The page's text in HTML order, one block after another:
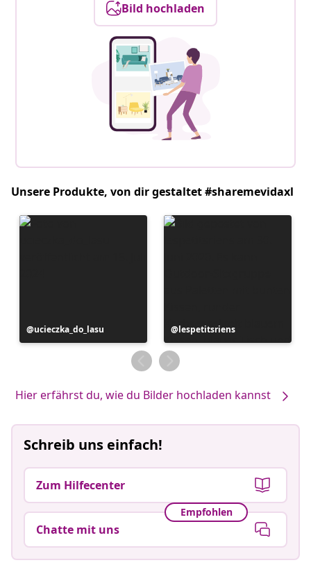
Bild hochladen
Unsere Produkte, von dir gestaltet #sharemevidaxl
Beitrag
veröffentlicht
ucieczka_do_lasu
Beitrag
veröffentlicht
von
lespetitsriens
Hier erfährst du, wie du Bilder hochladen kannst
Schreib uns einfach!
Zum Hilfecenter
Empfohlen
Chatte mit uns